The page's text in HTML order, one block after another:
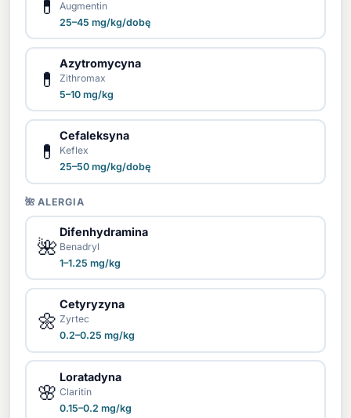
💊
Augmentin
25–45 mg/kg/dobę
💊
Azytromycyna
Zithromax
5–10 mg/kg
💊
Cefaleksyna
Keflex
25–50 mg/kg/dobę
🌺 ALERGIA
🌺
Difenhydramina
Benadryl
1–1.25 mg/kg
🌼
Cetyryzyna
Zyrtec
0.2–0.25 mg/kg
🌸
Loratadyna
Claritin
0.15–0.2 mg/kg